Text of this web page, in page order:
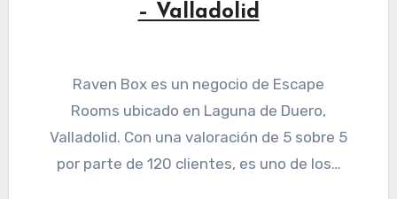
– Valladolid
Raven Box es un negocio de Escape
Rooms ubicado en Laguna de Duero,
Valladolid. Con una valoración de 5 sobre 5
por parte de 120 clientes, es uno de los…